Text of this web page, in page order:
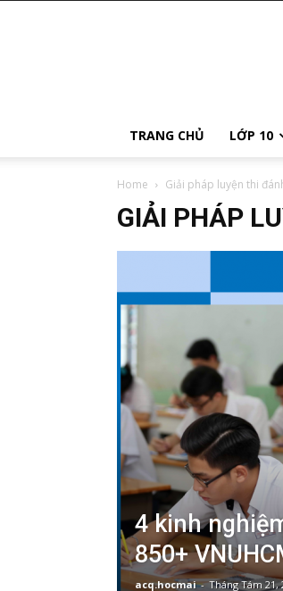
TRANG CHỦ LỚP 10
Home Giải pháp luyện thi
GIẢI PHÁP
4 kinh
850+
acq.hocmai - Tháng Tám 21,